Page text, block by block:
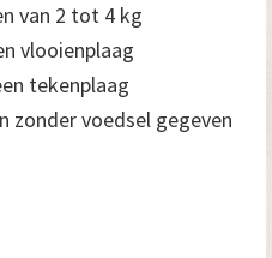
van 2 tot 4 kg
vlooienplaag
tekenplaag
zonder voedsel gegeven